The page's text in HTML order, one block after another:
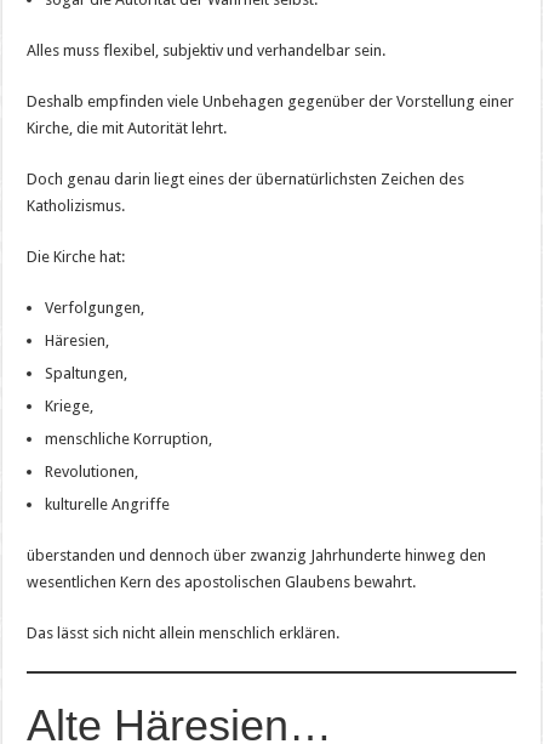
Alles muss flexibel, subjektiv und verhandelbar sein.
Deshalb empfinden viele Unbehagen gegenüber der Vorstellung einer
Kirche, die mit Autorität lehrt.
Doch genau darin liegt eines der übernatürlichsten Zeichen des
Katholizismus.
Die Kirche hat:
Verfolgungen,
Häresien,
Spaltungen,
Kriege,
menschliche Korruption,
Revolutionen,
kulturelle Angriffe
überstanden und dennoch über zwanzig Jahrhunderte hinweg den
wesentlichen Kern des apostolischen Glaubens bewahrt.
Das lässt sich nicht allein menschlich erklären.
Alte Häresien…